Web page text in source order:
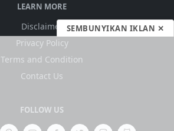
LEARN MORE
Disclaimer
Privacy Policy
Terms and Condition
Contact Us
FOLLOW US
SEMBUNYIKAN IKLAN ✕